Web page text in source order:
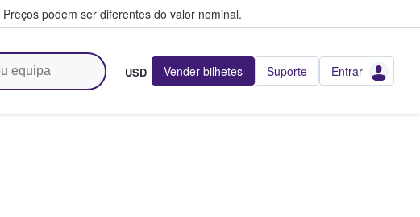
Preços podem ser diferentes do valor nominal.
USD Vender bilhetes Suporte Entrar